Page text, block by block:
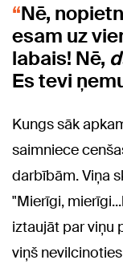
Nē,
esam uz
labais! Nē,
Es tevi
Kungs sāk
saimniece
darbībām. Viņa
"Mierīgi,
iztaujāt par viņu
viņš